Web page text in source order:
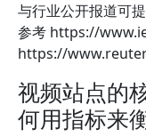
与行业公开报道可
参考 https://
https://
视频站点的
何用指标来